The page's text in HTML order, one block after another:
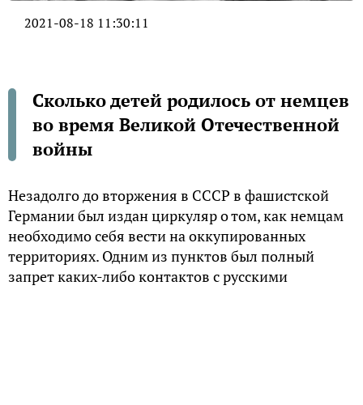
2021-08-18 11:30:11
Сколько детей родилось от немцев
во время Великой Отечественной
войны
Незадолго до вторжения в СССР в фашистской
Германии был издан циркуляр о том, как немцам
необходимо себя вести на оккупированных
территориях. Одним из пунктов был полный
запрет каких-либо контактов с русскими